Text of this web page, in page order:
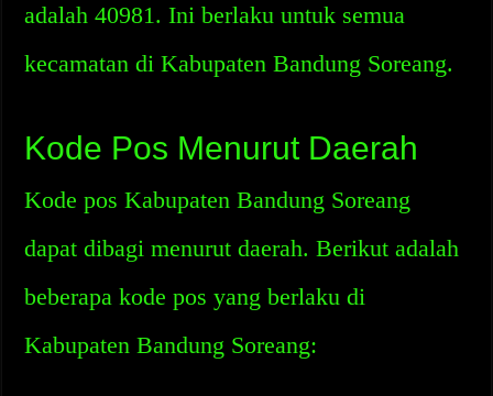
adalah 40981. Ini berlaku untuk semua
kecamatan di Kabupaten Bandung Soreang.
Kode Pos Menurut Daerah
Kode pos Kabupaten Bandung Soreang
dapat dibagi menurut daerah. Berikut adalah
beberapa kode pos yang berlaku di
Kabupaten Bandung Soreang: